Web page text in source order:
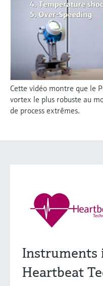
Cette vidéo montre que le
vortex le plus robuste au
de process extrêmes.
Instruments
Heartbeat